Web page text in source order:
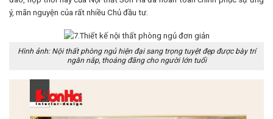
ý, mãn nguyện của rất nhiều Chủ đầu tư.
Hình ảnh: Nội thất phòng ngủ hiện đại sang trọng tuyệt đẹp được bày trí
ngăn nắp, thoáng đãng cho người lớn tuổi